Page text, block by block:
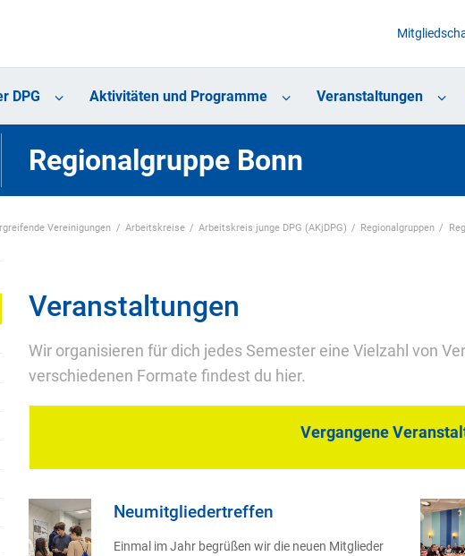
DPG Aktivitäten und Programme Veranstaltungen
Regionalgruppe Bonn
Vereinigungen Arbeitskreise Arbeitskreis junge DPG (AKjDPG) Regionalgruppen
Veranstaltungen
Wir organisieren für dich jedes Semester eine Vielzahl von
verschiedenen Formate findest du hier.
Vergangene
Neumitgliedertreffen
Einmal im Jahr begrüßen wir die neuen Mitglieder